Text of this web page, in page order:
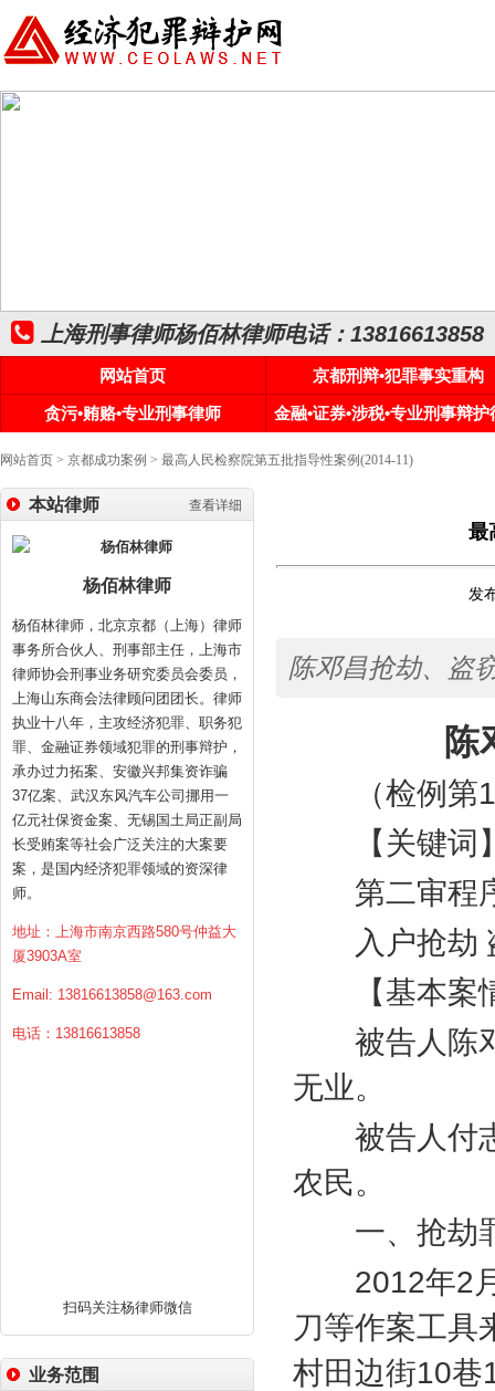
上海刑事律师杨佰林律师电话：13816613858
网站首页
京都刑辩•犯罪事实重构
贪污•贿赂•专业刑事律师
金融•证券•涉税•专业刑事辩护
网站首页 > 京都成功案例 > 最高人民检察院第五批指导性案例(2014-11)
查看详细
本站律师
杨佰林律师
杨佰林律师，北京京都（上海）律师
事务所合伙人、刑事部主任，上海市
律师协会刑事业务研究委员会委员，
上海山东商会法律顾问团团长。律师
执业十八年，主攻经济犯罪、职务犯
罪、金融证券领域犯罪的刑事辩护，
承办过力拓案、安徽兴邦集资诈骗
37亿案、武汉东风汽车公司挪用一
亿元社保资金案、无锡国土局正副局
长受贿案等社会广泛关注的大案要
案，是国内经济犯罪领域的资深律
师。
地址：上海市南京西路580号仲益大
厦3903A室
Email: 13816613858@163.com
电话：13816613858
扫码关注杨律师微信
业务范围
最
发
陈邓昌抢劫、盗
陈
（检例第
【关键词
第二审程
入户抢劫
【基本案
被告人陈邓
无业。
被告人付志
农民。
一、抢劫
2012年2
刀等作案工具
村田边街10巷